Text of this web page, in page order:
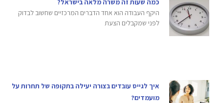
כמה שעות זה משרה מלאה בישראל?
היקף העבודה הוא אחד הדברים המרכזיים שחשוב לבדוק
לפני שמקבלים הצעת
איך לגייס עובדים בצורה יעילה בתקופה של תחרות על
מועמדים?